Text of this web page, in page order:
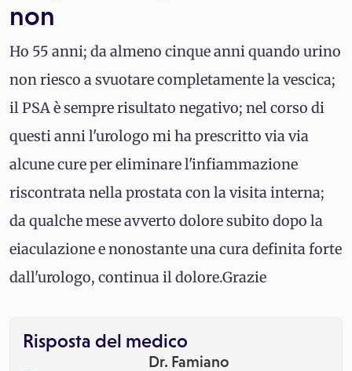
non
Ho 55 anni; da almeno cinque anni quando urino
non riesco a svuotare completamente la vescica;
il PSA è sempre risultato negativo; nel corso di
questi anni l'urologo mi ha prescritto via via
alcune cure per eliminare l'infiammazione
riscontrata nella prostata con la visita interna;
da qualche mese avverto dolore subito dopo la
eiaculazione e nonostante una cura definita forte
dall'urologo, continua il dolore.Grazie
Risposta del medico
Dr. Famiano